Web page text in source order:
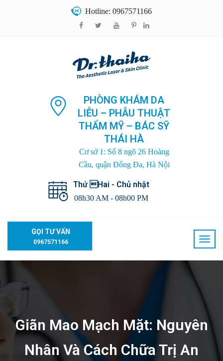
Hotline: 0967571166
PHÒNG KHÁM DA
LIỄU – PHẪU THUẬT
THẨM MỸ – BÁC SỸ
THÁI HÀ
Cơ sở 1: Số 8 ngõ 26 Hoàng
Cầu, quận Đống Đa, Hà Nội
Thứ Hai - Chủ nhật
08h30 AM - 08h00 PM
GỌI TƯ VẤN
0967571166
Giãn Mao Mạch Mặt: Nguyên
Nhân Và Cách Chữa Trị An